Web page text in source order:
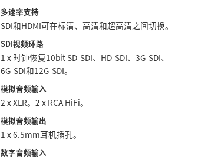
多速率支持
SDI和HDMI可在标清、高清和超高清之间切换。
SDI视频环路
1 x 时钟恢复10bit SD‑SDI、HD‑SDI、3G‑SDI、
6G‑SDI和12G‑SDI。‑
模拟音频输入
2 x XLR。2 x RCA HiFi。
模拟音频输出
1 x 6.5mm耳机插孔。
数字音频输入